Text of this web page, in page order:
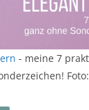
- meine 7